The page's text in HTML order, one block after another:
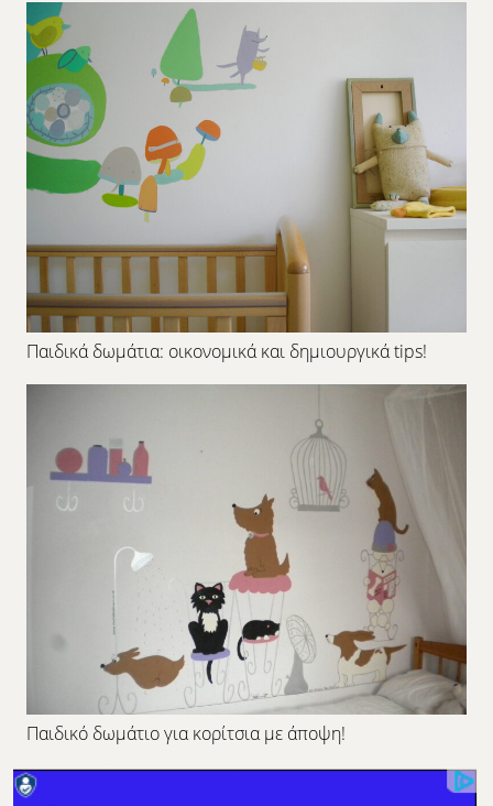
Παιδικά δωμάτια: οικονομικά και δημιουργικά tips!
Παιδικό δωμάτιο για κορίτσια με άποψη!